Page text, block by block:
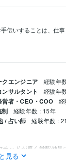
伝いすることは、仕
エンジニア 経験年
サルタント 経験年
者・CEO・COO
制 経験年数 : 15年
/ 占い師 経験年数 :
ッドが導く覚醒効果
そのものである。
見る